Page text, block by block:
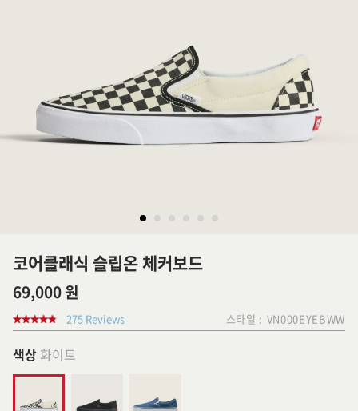
코어클래식 슬립온 체커보드
69,000 원
275 Reviews 스타일 : VN000EYEBWW
색상 화이트